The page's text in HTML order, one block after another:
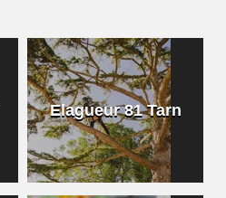
Elagueur 81 Tarn